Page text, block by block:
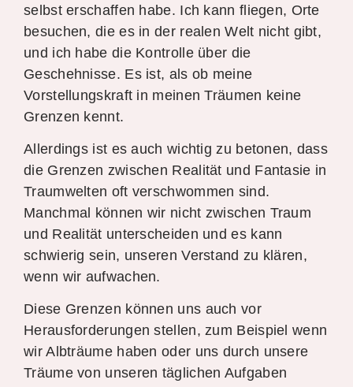
selbst erschaffen habe. Ich kann fliegen, Orte
besuchen, die es in der realen Welt nicht gibt,
und ich habe die Kontrolle über die
Geschehnisse. Es ist, als ob meine
Vorstellungskraft in meinen Träumen keine
Grenzen kennt.
Allerdings ist es auch wichtig zu betonen, dass
die Grenzen zwischen Realität und Fantasie in
Traumwelten oft verschwommen sind.
Manchmal können wir nicht zwischen Traum
und Realität unterscheiden und es kann
schwierig sein, unseren Verstand zu klären,
wenn wir aufwachen.
Diese Grenzen können uns auch vor
Herausforderungen stellen, zum Beispiel wenn
wir Albträume haben oder uns durch unsere
Träume von unseren täglichen Aufgaben